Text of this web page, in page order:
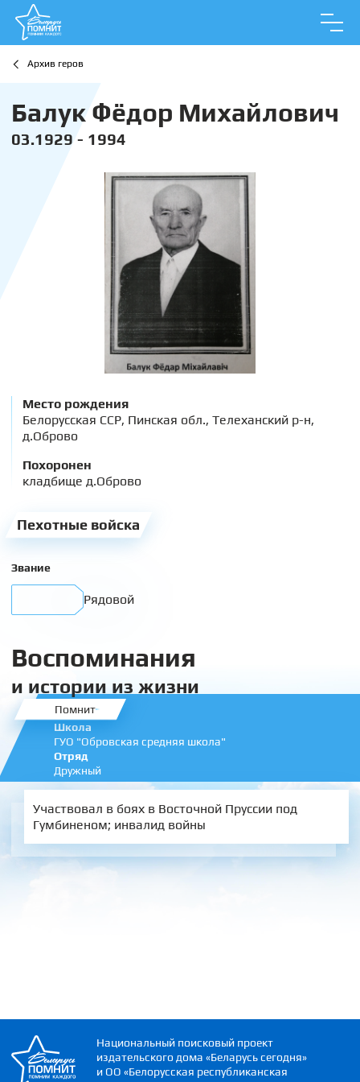
Архив геров
Балук Фёдор Михайлович
03.1929 - 1994
Место рождения
Белорусская ССР, Пинская обл., Телеханский р-н,
д.Оброво
Похоронен
кладбище д.Оброво
Пехотные войска
Звание
Рядовой
Воспоминания
и истории из жизни
Помнит
Школа
ГУО "Обровская средняя школа"
Отряд
Дружный
Участвовал в боях в Восточной Пруссии под
Гумбиненом; инвалид войны
Национальный поисковый проект
издательского дома «Беларусь сегодня»
и ОО «Белорусская республиканская